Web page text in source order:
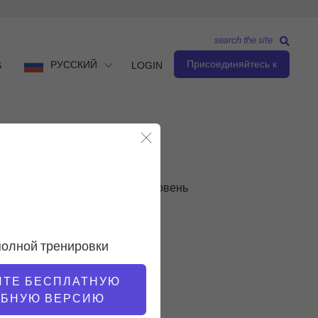
РУССКИЙ LOGIN Присоединяйтесь к
search the site
тренировки
БЕСПЛАТНУЮ
ВЕРСИЮ
Промежуточный уровень
Юми Шайн Седжвик
ТЕМП ТРЕНИРОВКИ